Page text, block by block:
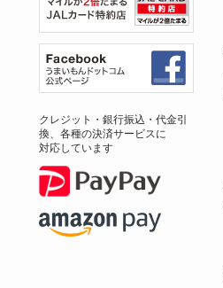
クレジット・銀行振込・代金引
換、各種の決済サービスに
対応しています